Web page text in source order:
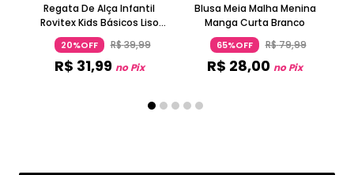
Regata De Alça Infantil
Rovitex Kids Básicos Liso
Amarelo
20%OFF R$39,99
R$ 31,99 no Pix
Blusa Meia Malha Menina
Manga Curta Branco
65%OFF R$79,99
R$ 28,00 no Pix